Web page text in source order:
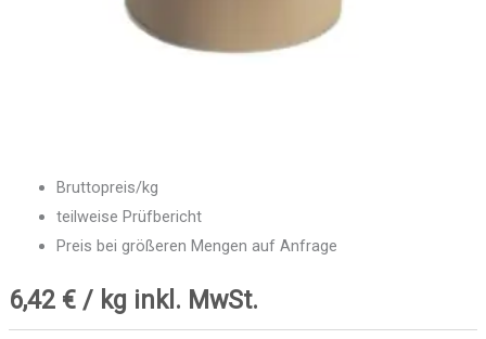
Bruttopreis/kg
teilweise Prüfbericht
Preis bei größeren Mengen auf Anfrage
6,42 € / kg inkl. MwSt.